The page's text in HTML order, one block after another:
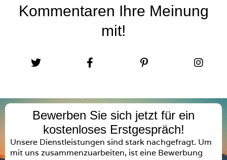
Kommentaren Ihre Meinung
mit!
Bewerben Sie sich jetzt für ein
kostenloses Erstgespräch!
Unsere Dienstleistungen sind stark nachgefragt. Um
mit uns zusammenzuarbeiten, ist eine Bewerbung